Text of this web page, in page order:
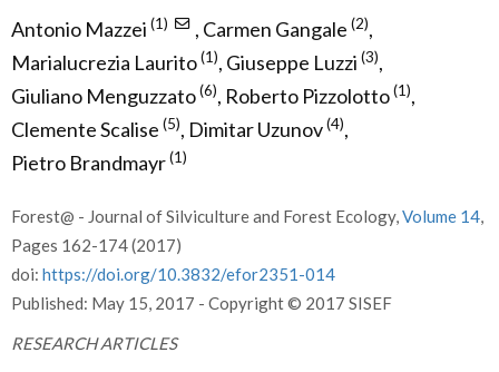
Antonio Mazzei (1) , Carmen Gangale (2),
Marialucrezia Laurito(1), Giuseppe Luzzi (3),
Giuliano Menguzzato(6), Roberto Pizzolotto(1),
Clemente Scalise (5), Dimitar Uzunov(4),
Pietro Brandmayr(1)
Forest@ - Journal of Silviculture and Forest Ecology,Volume 14,
Pages 162-174 (2017)
doi: https://doi.org/10.3832/efor2351-014
Published: May 15, 2017 - Copyright © 2017 SISEF
RESEARCH ARTICLES